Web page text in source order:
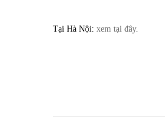
Tại Hà Nội: xem tại đây.